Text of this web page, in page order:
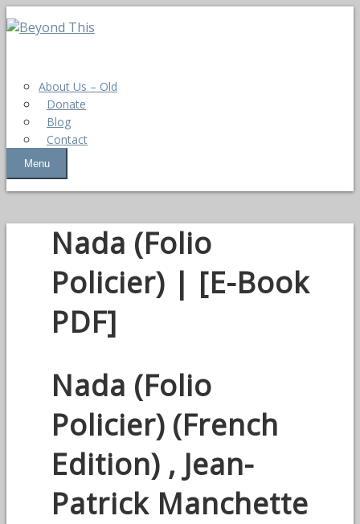
About Us – Old
Donate
Blog
Contact
Menu
Nada (Folio
Policier) | [E-Book
PDF]
Nada (Folio
Policier) (French
Edition) , Jean-
Patrick Manchette